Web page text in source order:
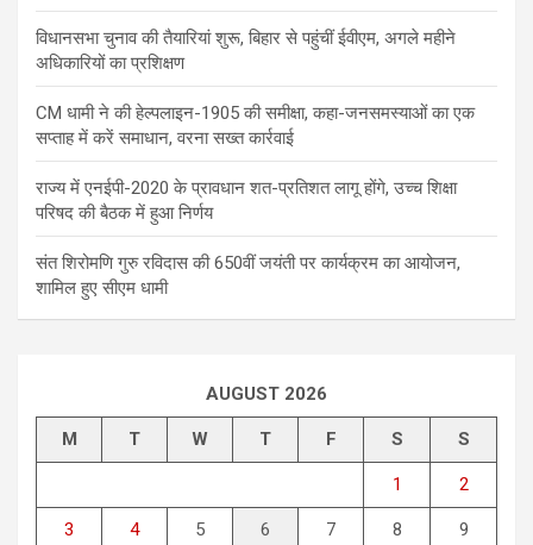
विधानसभा चुनाव की तैयारियां शुरू, बिहार से पहुंचीं ईवीएम, अगले महीने
अधिकारियों का प्रशिक्षण
CM धामी ने की हेल्पलाइन-1905 की समीक्षा, कहा-जनसमस्याओं का एक
सप्ताह में करें समाधान, वरना सख्त कार्रवाई
राज्य में एनईपी-2020 के प्रावधान शत-प्रतिशत लागू होंगे, उच्च शिक्षा
परिषद की बैठक में हुआ निर्णय
संत शिरोमणि गुरु रविदास की 650वीं जयंती पर कार्यक्रम का आयोजन,
शामिल हुए सीएम धामी
AUGUST 2026
M T W T F S S
1 2
3 4 5 6 7 8 9